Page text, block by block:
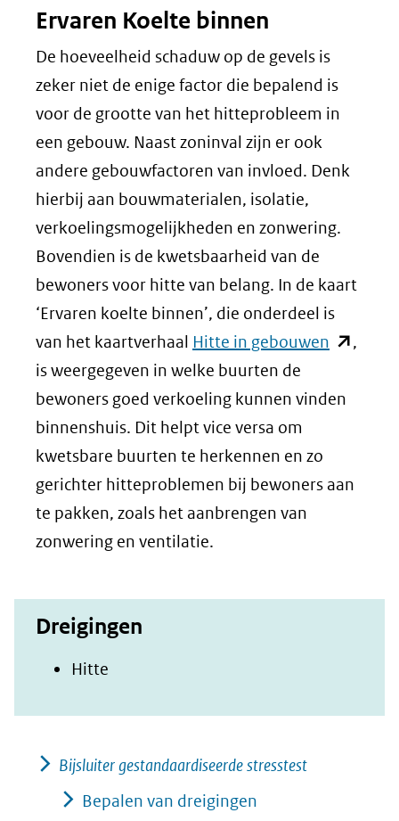
Ervaren Koelte binnen
De hoeveelheid schaduw op de gevels is
zeker niet de enige factor die bepalend is
voor de grootte van het hitteprobleem in
een gebouw. Naast zoninval zijn er ook
andere gebouwfactoren van invloed. Denk
hierbij aan bouwmaterialen, isolatie,
verkoelingsmogelijkheden en zonwering.
Bovendien is de kwetsbaarheid van de
bewoners voor hitte van belang. In de kaart
‘Ervaren koelte binnen’, die onderdeel is
van het kaartverhaal Hitte in gebouwen (opent
nieuw
naar
,
is weergegeven in welke buurten de
bewoners goed verkoeling kunnen vinden
binnenshuis. Dit helpt vice versa om
kwetsbare buurten te herkennen en zo
gerichter hitteproblemen bij bewoners aan
te pakken, zoals het aanbrengen van
zonwering en ventilatie.
Dreigingen
Hitte
Bijsluiter gestandaardiseerde stresstest
Bepalen van dreigingen